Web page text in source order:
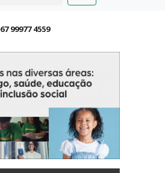
67 99977 4559